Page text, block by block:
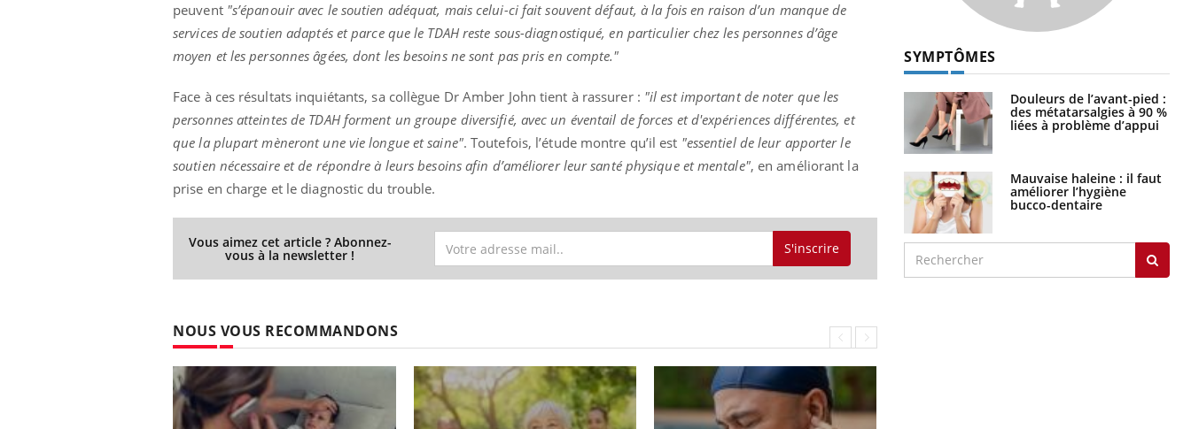
peuvent "s’épanouir avec le soutien adéquat, mais celui-ci fait souvent défaut, à la fois en raison d’un manque de
services de soutien adaptés et parce que le TDAH reste sous-diagnostiqué, en particulier chez les personnes d’âge
moyen et les personnes âgées, dont les besoins ne sont pas pris en compte."
Face à ces résultats inquiétants, sa collègue Dr Amber John tient à rassurer : "il est important de noter que les
personnes atteintes de TDAH forment un groupe diversifié, avec un éventail de forces et d'expériences différentes, et
que la plupart mèneront une vie longue et saine". Toutefois, l’étude montre qu’il est "essentiel de leur apporter le
soutien nécessaire et de répondre à leurs besoins afin d’améliorer leur santé physique et mentale", en améliorant la
prise en charge et le diagnostic du trouble.
Vous aimez cet article ? Abonnez-
vous à la newsletter ! S'inscrire
NOUS VOUS RECOMMANDONS
SYMPTÔMES
Douleurs de l’avant-pied :
des métatarsalgies à 90 %
liées à problème d’appui
Mauvaise haleine : il faut
améliorer l’hygiène
bucco-dentaire